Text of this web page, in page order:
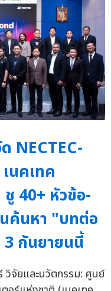
NECTEC-
นคเทค
40+ หัวข้อ-
ค้นหา "บทต่อ
3 กันยายนนี้
วิจัยและนวัตกรรม: ศูนย์